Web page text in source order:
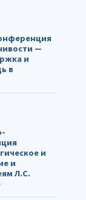
—
и
в
и
и
Л.С.